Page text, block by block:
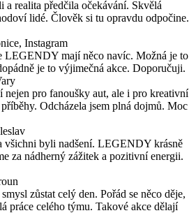
realita předčila očekávání. Skvělá
lidé. Člověk si tu opravdu odpočine.
Instagram
LEGENDY mají něco navíc. Možná je to
je to výjimečná akce. Doporučuji.
pro fanoušky aut, ale i pro kreativní
Odcházela jsem plná dojmů. Moc
všichni byli nadšení. LEGENDY krásně
za nádherný zážitek a pozitivní energii.
zůstat celý den. Pořád se něco děje,
práce celého týmu. Takové akce dělají